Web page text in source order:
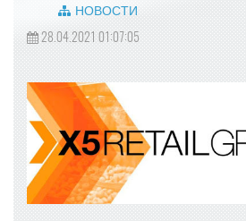
НОВОСТИ
28.04.2021 01:07:05